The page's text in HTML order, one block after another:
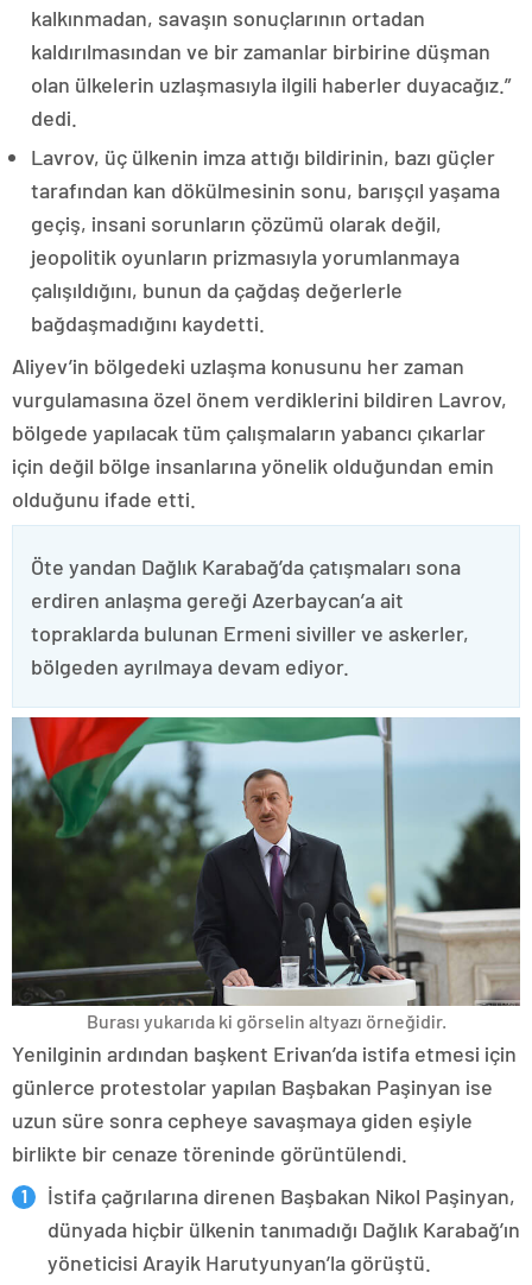
kalkınmadan, savaşın sonuçlarının ortadan
kaldırılmasından ve bir zamanlar birbirine düşman
olan ülkelerin uzlaşmasıyla ilgili haberler duyacağız.”
dedi.
Lavrov, üç ülkenin imza attığı bildirinin, bazı güçler
tarafından kan dökülmesinin sonu, barışçıl yaşama
geçiş, insani sorunların çözümü olarak değil,
jeopolitik oyunların prizmasıyla yorumlanmaya
çalışıldığını, bunun da çağdaş değerlerle
bağdaşmadığını kaydetti.
Aliyev’in bölgedeki uzlaşma konusunu her zaman
vurgulamasına özel önem verdiklerini bildiren Lavrov,
bölgede yapılacak tüm çalışmaların yabancı çıkarlar
için değil bölge insanlarına yönelik olduğundan emin
olduğunu ifade etti.
Öte yandan Dağlık Karabağ’da çatışmaları sona
erdiren anlaşma gereği Azerbaycan’a ait
topraklarda bulunan Ermeni siviller ve askerler,
bölgeden ayrılmaya devam ediyor.
Burası yukarıda ki görselin altyazı örneğidir.
Yenilginin ardından başkent Erivan’da istifa etmesi için
günlerce protestolar yapılan Başbakan Paşinyan ise
uzun süre sonra cepheye savaşmaya giden eşiyle
birlikte bir cenaze töreninde görüntülendi.
İstifa çağrılarına direnen Başbakan Nikol Paşinyan,
dünyada hiçbir ülkenin tanımadığı Dağlık Karabağ’ın
yöneticisi Arayik Harutyunyan’la görüştü.